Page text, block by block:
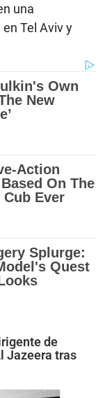
una
Tel Aviv y
de
Jazeera tras